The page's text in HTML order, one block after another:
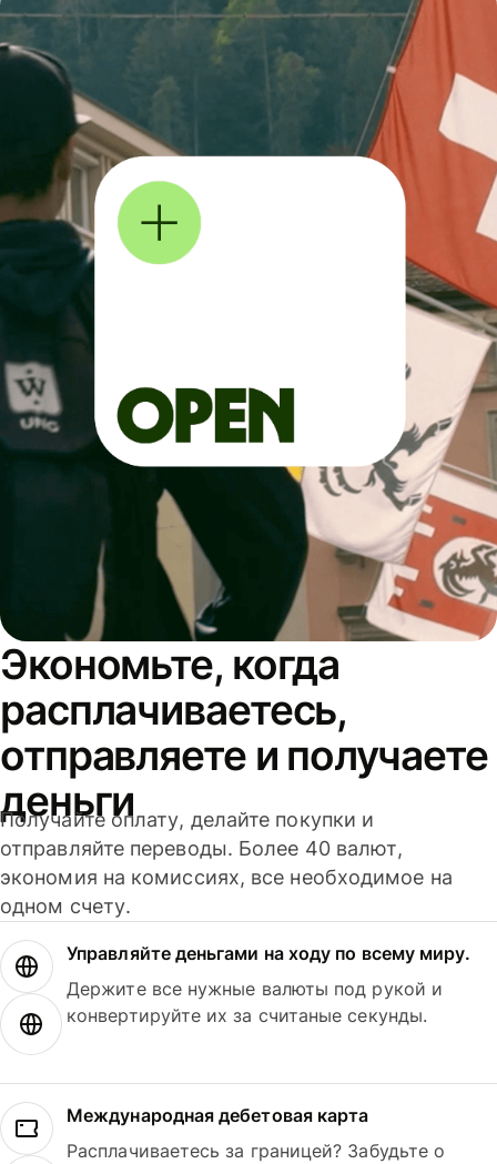
Экономьте, когда
расплачиваетесь,
отправляете и получаете
деньги
Получайте оплату, делайте покупки и
отправляйте переводы. Более 40 валют,
экономия на комиссиях, все необходимое на
одном счету.
Управляйте деньгами на ходу по всему миру.
Держите все нужные валюты под рукой и
конвертируйте их за считаные секунды.
Международная дебетовая карта
Расплачиваетесь за границей? Забудьте о